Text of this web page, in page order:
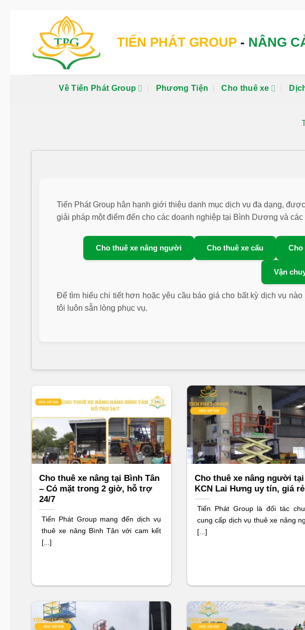
TIẾN PHÁT GROUP - NÂNG
Về Tiến Phát Group Phương Tiện Cho thuê xe
Tiến Phát Group hân hạnh giới thiệu danh mục dịch vụ đa dạng,
giải pháp một điểm đến cho các doanh nghiệp tại Bình Dương và
Cho thuê xe nâng người Cho thuê xe cẩu Cho
Vận
Để tìm hiểu chi tiết hơn hoặc yêu cầu báo giá cho bất kỳ dịch vụ
tôi luôn sẵn lòng phục vụ.
Cho thuê xe nâng tại Bình Tân
– Có mặt trong 2 giờ, hỗ trợ
24/7
Tiến Phát Group mang đến dịch vụ
thuê xe nâng Bình Tân với cam kết
[...]
Cho thuê xe nâng người tại
KCN Lai Hưng uy tín, giá rẻ
Tiến Phát Group là đối tác
cung cấp dịch vụ thuê xe nâng
[...]